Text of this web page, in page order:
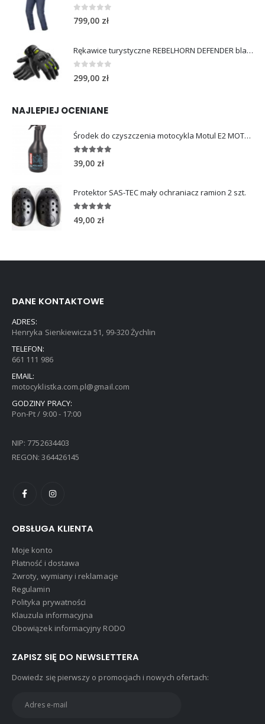
0out of 5
799,00 zł
Rękawice turystyczne REBELHORN DEFENDER black yellow fluo
out of 5
299,00 zł
NAJLEPIEJ OCENIANE
Środek do czyszczenia motocykla Motul E2 MOTO WASH 1L
out of 5
39,00 zł
Protektor SAS-TEC mały ochraniacz ramion 2 szt.
out of 5
49,00 zł
DANE KONTAKTOWE
ADRES:
Henryka Sienkiewicza 51, 99-320 Żychlin
TELEFON:
661 111 986
EMAIL:
motocyklistka.com.pl@gmail.com
GODZINY PRACY:
Pon-Pt / 9:00 - 17:00
NIP: 7752634403
REGON: 364426145
OBSŁUGA KLIENTA
Moje konto
Płatność i dostawa
Zwroty, wymiany i reklamacje
Regulamin
Polityka prywatności
Klauzula informacyjna
Obowiązek informacyjny RODO
ZAPISZ SIĘ DO NEWSLETTERA
Dowiedz się pierwszy o promocjach i nowych ofertach: